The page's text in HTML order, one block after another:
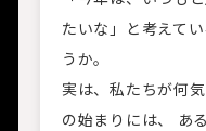
たいな」と考えて
うか。
実は、私たちが何
の始まりには、 あ